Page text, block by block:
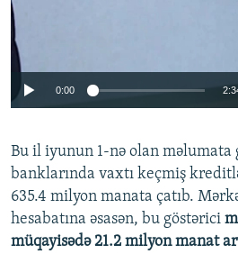
0:00
Bu il iyunun 1-nə olan məlumata
banklarında vaxtı keçmiş
635.4 milyon manata çatıb.
hesabatına əsasən, bu göstərici
müqayisədə 21.2 milyon manat